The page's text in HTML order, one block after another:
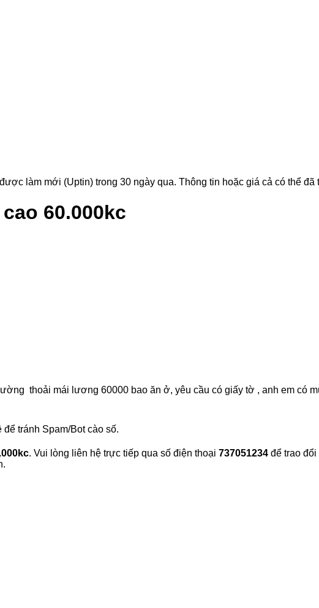
làm mới (Uptin) trong 30 ngày qua. Thông tin hoặc giá cả có thể
60.000kc
thoải mái lương 60000 bao ăn ở, yêu cầu có giấy tờ , anh em có
tránh Spam/Bot cào số.
. Vui lòng liên hệ trực tiếp qua số điện thoại 737051234 để trao